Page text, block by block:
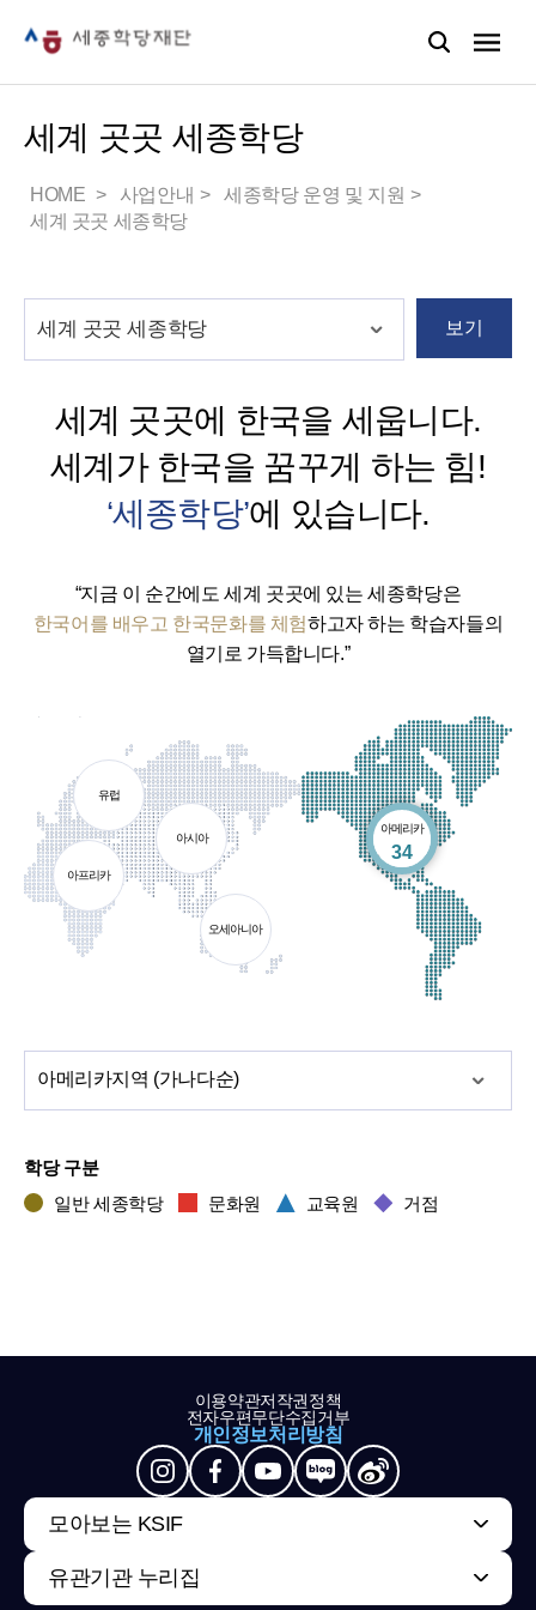
세계 곳곳 세종학당
HOME 사업안내
세종학당 운영 및 지원
세계 곳곳 세종학당
보기
세계 곳곳에 한국을 세웁니다.
세계가 한국을 꿈꾸게 하는 힘!
‘세종학당’에 있습니다.
“지금 이 순간에도 세계 곳곳에 있는 세종학당은
한국어를 배우고 한국문화를 체험하고자 하는 학습자들의
열기로 가득합니다.”
아메리카
34
개소
유럽
아프리카
아시아
오세아니아
아메리카지역 (가나다순)
학당 구분
일반 세종학당
문화원 교육원 거점
이용약관저작권정책
전자우편무단수집거부
개인정보처리방침
모아보는 KSIF
유관기관 누리집